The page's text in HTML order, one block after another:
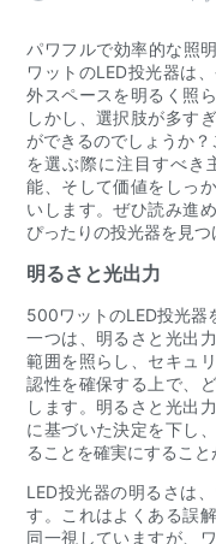
パワフルで効率的な照
ワットのLED投光器は
外スペースを明るく照
しかし、選択肢が多す
ができるのでしょうか
を選ぶ際に注目すべき
能、そして価値をしっ
いします。ぜひ読み進
ぴったりの投光器を見つ
明るさと光出力
500ワットのLED投光器
一つは、明るさと光出
範囲を照らし、セキュ
認性を確保する上で、
します。明るさと光出
に基づいた決定を下し
ることを確実にすること
LED投光器の明るさは
す。これはよくある誤
同一視していますが、